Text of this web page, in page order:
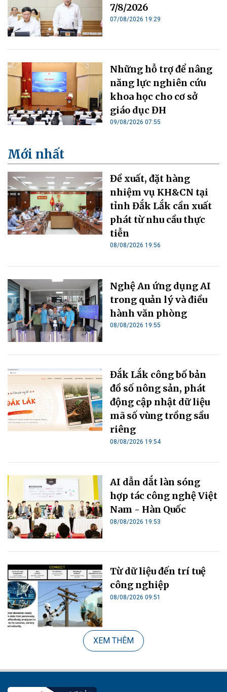
7/8/2026
07/08/2026 19:29
Những hỗ trợ để nâng
năng lực nghiên cứu
khoa học cho cơ sở
giáo dục ĐH
09/08/2026 07:55
Mới nhất
Đề xuất, đặt hàng
nhiệm vụ KH&CN tại
tỉnh Đắk Lắk cần xuất
phát từ nhu cầu thực
tiễn
08/08/2026 19:56
Nghệ An ứng dụng AI
trong quản lý và điều
hành văn phòng
08/08/2026 19:55
Đắk Lắk công bố bản
đồ số nông sản, phát
động cập nhật dữ liệu
mã số vùng trồng sầu
riêng
08/08/2026 19:54
AI dẫn dắt làn sóng
hợp tác công nghệ Việt
Nam - Hàn Quốc
08/08/2026 19:53
Từ dữ liệu đến trí tuệ
công nghiệp
08/08/2026 09:51
XEM THÊM